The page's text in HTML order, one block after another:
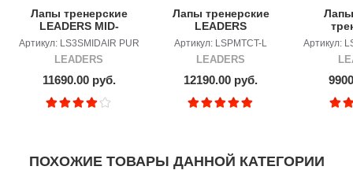
Лапы тренерские
LEADERS MID-
AIR PURPLE
Артикул: LS3SMIDAIR PUR
LEADERS
11690.00 руб.
Лапы тренерские
LEADERS
CLASSIC
Артикул: LSPMTCT-L
LEADERS
12190.00 руб.
Артикул:
ПОХОЖИЕ ТОВАРЫ ДАННОЙ КАТЕГОРИИ